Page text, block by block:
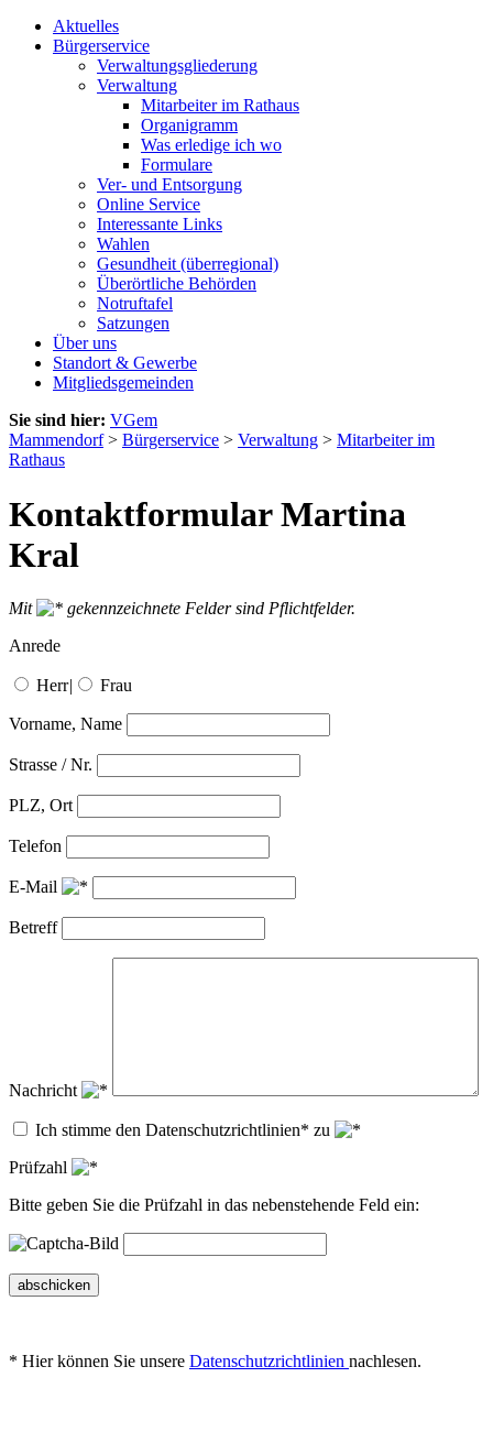
Aktuelles
Bürgerservice
Verwaltungsgliederung
Verwaltung
Mitarbeiter im Rathaus
Organigramm
Was erledige ich wo
Formulare
Ver- und Entsorgung
Online Service
Interessante Links
Wahlen
Gesundheit (überregional)
Überörtliche Behörden
Notruftafel
Satzungen
Über uns
Standort & Gewerbe
Mitgliedsgemeinden
Sie sind hier: VGem
Mammendorf> Bürgerservice > Verwaltung > Mitarbeiter im
Rathaus
Kontaktformular Martina
Kral
Mit
gekennzeichnete Felder sind Pflichtfelder.
Anrede
Herr| Frau
Vorname, Name
Strasse / Nr.
PLZ, Ort
Telefon
E-Mail
Betreff
Nachricht
Ich stimme den Datenschutzrichtlinien* zu
Prüfzahl
Bitte geben Sie die Prüfzahl in das nebenstehende Feld ein:
abschicken
* Hier können Sie unsere Datenschutzrichtlinien nachlesen.